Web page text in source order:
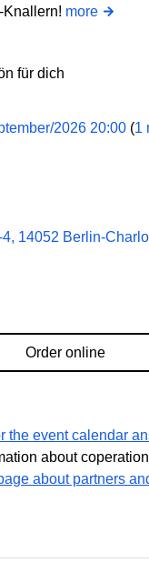
Knallern! more
für dich
2026 20:00 (1
14052 Berlin-
Order online
the event calendar
about
about partners